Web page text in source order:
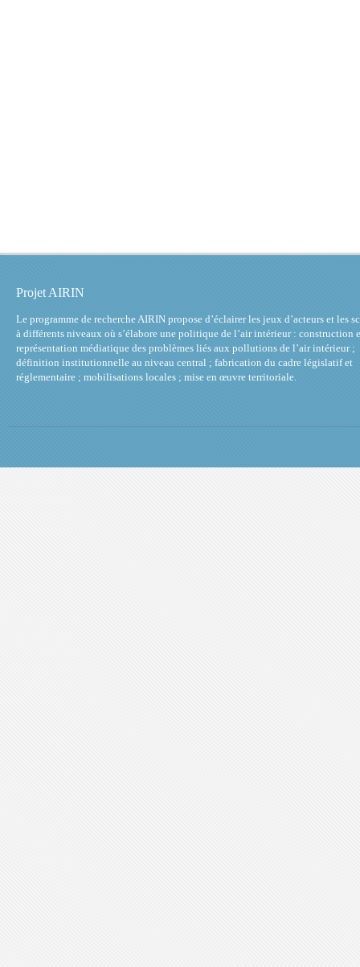
Projet AIRIN
Le programme de recherche AIRIN propose d’éclairer les jeux d’acteurs et les
à différents niveaux où s’élabore une politique de l’air intérieur : construction
représentation médiatique des problèmes liés aux pollutions de l’air intérieur ;
définition institutionnelle au niveau central ; fabrication du cadre législatif et
réglementaire ; mobilisations locales ; mise en œuvre territoriale.